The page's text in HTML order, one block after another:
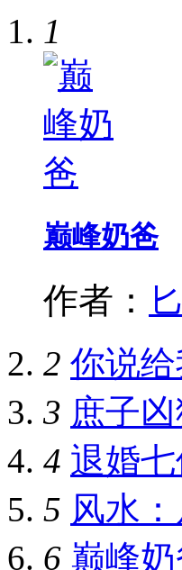
1
巅峰奶爸
作者：
2 你说
3 庶子
4 退婚
5 风水
6 巅峰